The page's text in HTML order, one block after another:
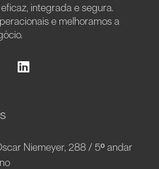
integrada e segura.
e melhoramos a
Niemeyer, 288 / 5º andar